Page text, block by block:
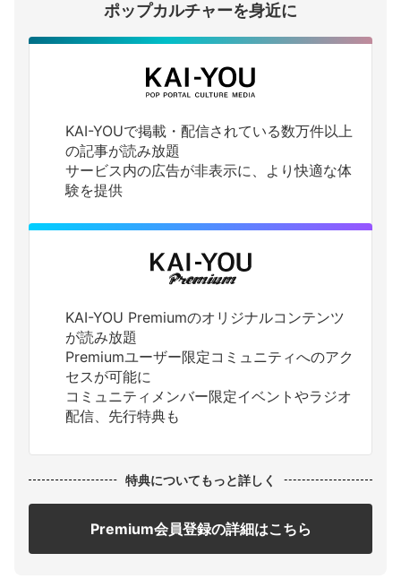
ポップカルチャーを身近に
KAI-YOUで掲載・配信されている数万件以上
の記事が読み放題
サービス内の広告が非表示に、より快適な体
験を提供
KAI-YOU Premiumのオリジナルコンテンツ
が読み放題
Premiumユーザー限定コミュニティへのアク
セスが可能に
コミュニティメンバー限定イベントやラジオ
配信、先行特典も
特典についてもっと詳しく
Premium会員登録の詳細はこちら